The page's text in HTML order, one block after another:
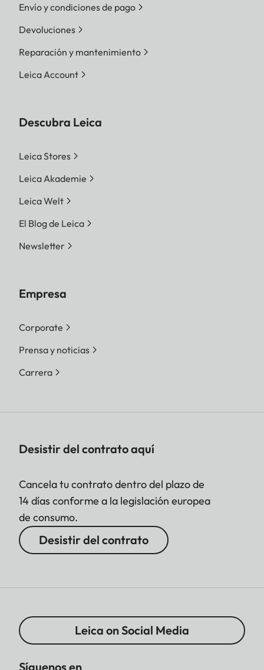
Envío y condiciones de pago
Devoluciones
Reparación y mantenimiento
Leica Account
Descubra Leica
Leica Stores
Leica Akademie
Leica Welt
El Blog de Leica
Newsletter
Empresa
Corporate
Prensa y noticias
Carrera
Desistir del contrato aquí
Cancela tu contrato dentro del plazo de
14 días conforme a la legislación europea
de consumo.
Desistir del contrato
Leica on Social Media
Síguenos en